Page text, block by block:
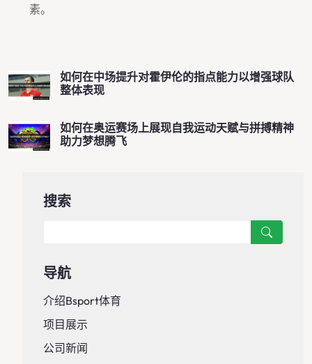
素。
如何在中场提升对霍伊伦的指点能力以增强球队
整体表现
如何在奥运赛场上展现自我运动天赋与拼搏精神
助力梦想腾飞
搜索
导航
介绍bsport体育
项目展示
公司新闻